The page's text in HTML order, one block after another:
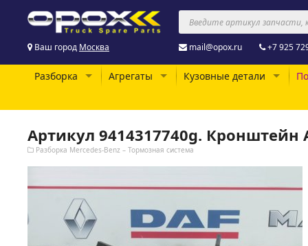
Ваш город Москва mail@opox.ru +7 925
Разборка Агрегаты Кузовные детали
Артикул 9414317740g. Кронштейн
Разборка Mercedes-Benz – Тормозная система